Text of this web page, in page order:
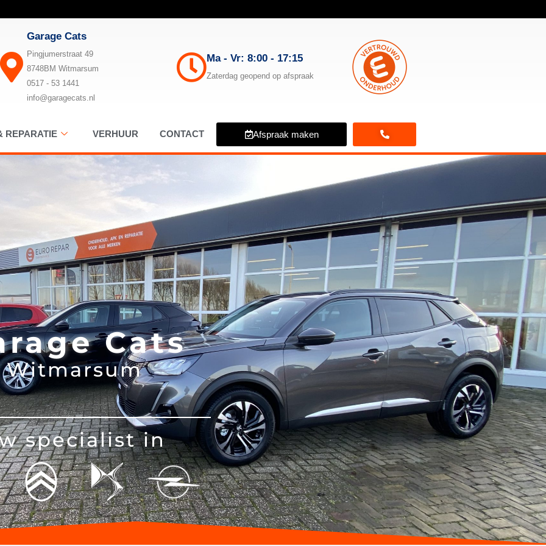
Garage Cats
Pingjumerstraat 49
8748BM Witmarsum
0517 - 53 1441
info@garagecats.nl
Ma - Vr: 8:00 - 17:15
Zaterdag geopend op afspraak
REPARATIE VERHUUR CONTACT Afspraak maken
Cats
Witmarsum
specialist in